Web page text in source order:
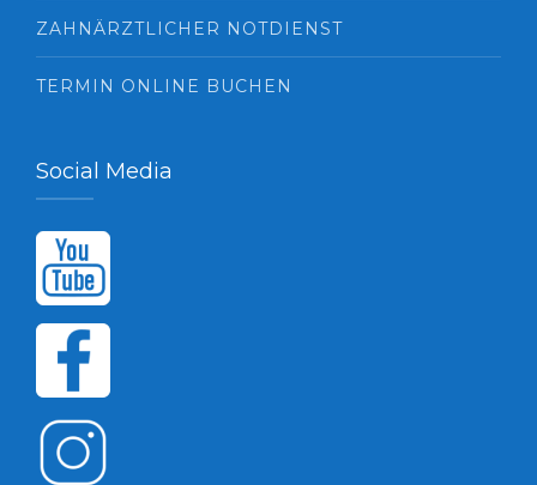
ZAHNÄRZTLICHER NOTDIENST
TERMIN ONLINE BUCHEN
Social Media